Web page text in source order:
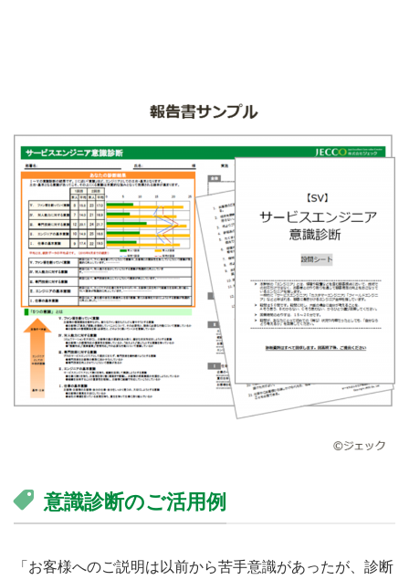
意識診断のご活用例
「お客様へのご説明は以前から苦手意識があったが、診断